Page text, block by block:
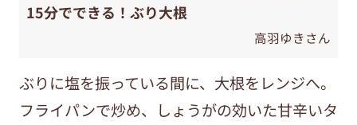
15分でできる！ぶり大根
高羽ゆきさん
ぶりに塩を振っている間に、大根をレンジへ。
フライパンで炒め、しょうがの効いた甘辛いタ